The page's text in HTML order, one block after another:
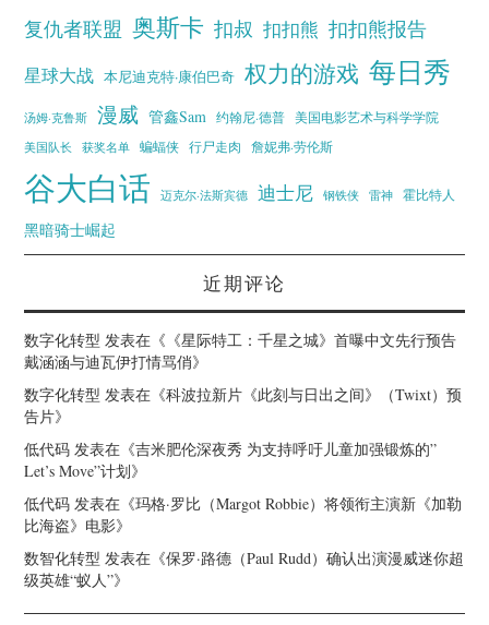
复仇者联盟 奥斯卡 扣叔 扣扣熊 扣扣熊报告
星球大战 本尼迪克特·康伯巴奇 权力的游戏 每日秀
汤姆·克鲁斯 漫威 管鑫Sam 约翰尼·德普
美国电影艺术与科学学院
美国队长
获奖名单 蝙蝠侠 行尸走肉 詹妮弗·劳伦斯
谷大白话 迈克尔·法斯宾德 迪士尼 钢铁侠 雷神 霍比特人
黑暗骑士崛起
近期评论
数字化转型 发表在《 《星际特工：千星之城》首曝中文先行预告
戴涵涵与迪瓦伊打情骂俏》
数字化转型 发表在《科波拉新片《此刻与日出之间》（Twixt）预
告片》
低代码 发表在《吉米肥伦深夜秀 为支持呼吁儿童加强锻炼的”
Let’s Move”计划》
低代码 发表在《玛格·罗比（Margot Robbie）将领衔主演新《加勒
比海盗》电影》
数智化转型 发表在《保罗·路德（Paul Rudd）确认出演漫威迷你超
级英雄“蚁人”》